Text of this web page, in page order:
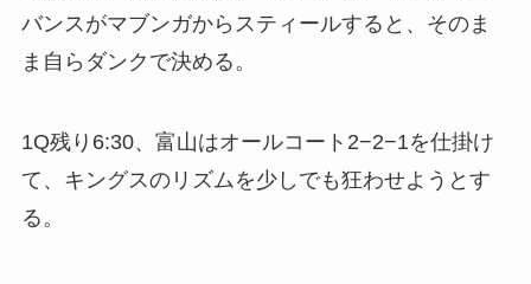
バンスがマブンガからスティールすると、そのま
ま自らダンクで決める。
1Q残り6:30、富山はオールコート2−2−1を仕掛け
て、キングスのリズムを少しでも狂わせようとす
る。